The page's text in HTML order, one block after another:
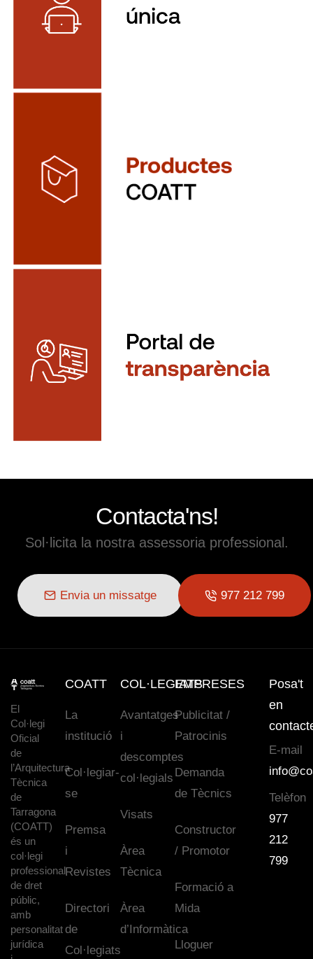
Contacta'ns!
Sol·licita la nostra assessoria professional.
Envia un missatge 977 212 799
El
Col·legi
Oficial
de
l’Arquitectura
Tècnica
de
Tarragona
(COATT)
és un
col·legi
professional
de dret
públic,
amb
personalitat
jurídica
COATT
La
institució
Col·legiar-
se
Premsa
i
Revistes
Directori
de
Col·legiats
COL·LEGIATS
Avantatges
i
descomptes
col·legials
Visats
Àrea
Tècnica
Àrea
d’Informàtica
EMPRESES
Publicitat /
Patrocinis
Demanda
de Tècnics
Constructor
/ Promotor
Formació a
Mida
Lloguer
Posa't
en
E-mail
Telèfon
977
212
799